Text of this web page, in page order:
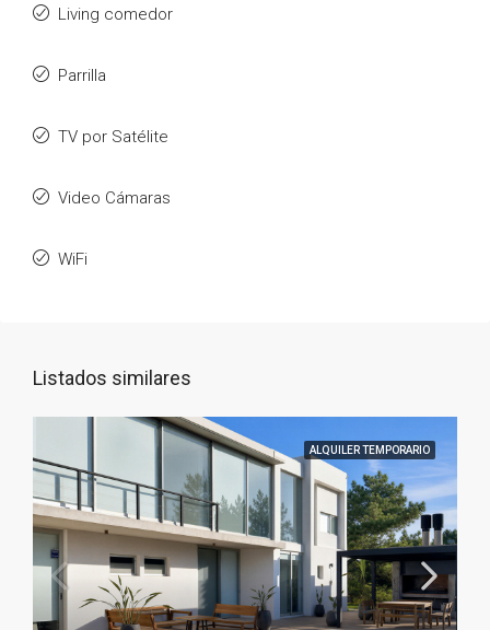
Living comedor
Parrilla
TV por Satélite
Video Cámaras
WiFi
Listados similares
ALQUILER TEMPORARIO